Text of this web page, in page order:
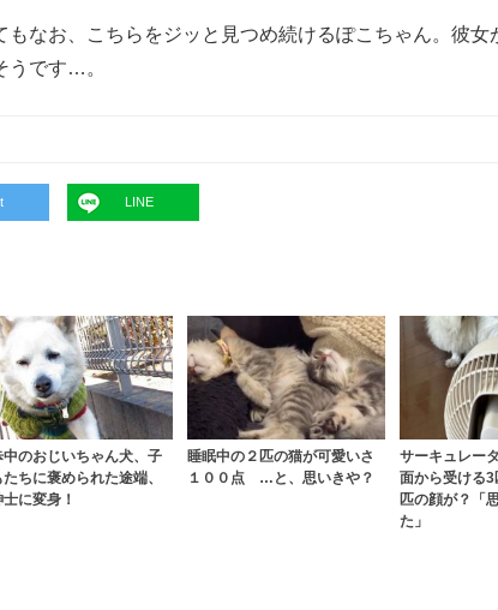
もなお、こちらをジッと見つめ続けるぽこちゃん。彼女
うです…。
LINE
中のおじいちゃん犬、子
たちに褒められた途端、
に変身！
睡眠中の２匹の猫が可愛いさ
１００点 …と、思いきや？
サーキュレー
面から受ける
匹の顔が？「
た」